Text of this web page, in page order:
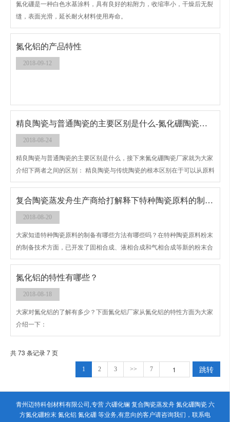
氮化硼是一种白色水基涂料，具有良好的粘附力，收缩率小，干燥后无裂
缝，表面光滑，延长耐火材料使用寿命。
氮化铝的产品特性
2018-09-12
精良陶瓷与普通陶瓷的主要区别是什么-氮化硼陶瓷厂家
2018-08-24
精良陶瓷与普通陶瓷的主要区别是什么，接下来氮化硼陶瓷厂家就为大家
介绍下两者之间的区别： 精良陶瓷与传统陶瓷的根本区别在于可以从原料
的选择制备、后续的制造工艺方法实施严格控制，可以制造得到实际中需
要的具有不同性能要求的陶瓷材料。
复合陶瓷蒸发舟生产商给打解释下特种陶瓷原料的制备有哪些方法？
2018-08-20
大家知道特种陶瓷原料的制备有哪些方法有哪些吗？在特种陶瓷原料粉末
的制备技术方面，已开发了固相合成、液相合成和气相合成等新的粉末合
成方法。其中，液相合成与气相合成是两种基本方法。固相合成通常是用
上述两种方法制得的粉料经固相反应而合成的。 目前广泛应用的是溶液合
复合陶瓷蒸发舟生产商为大家介绍下这3中方法
氮化铝的特性有哪些？
2018-08-18
大家对氮化铝的了解有多少？下面氮化铝厂家从氮化铝的特性方面为大家
介绍一下：
共 73 条记录 7 页
1 2 3 >> 7 跳转
青州迈特科创材料有限公司,专营 六硼化镧 复合陶瓷蒸发舟 氮化硼陶瓷 六
方氮化硼粉末 氮化铝 氮化硼 等业务,有意向的客户请咨询我们，联系电